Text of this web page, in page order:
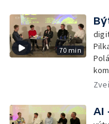
70 min
AI